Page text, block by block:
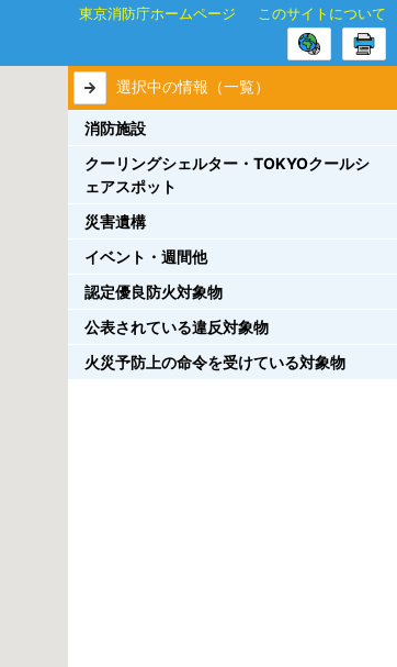
東京消防庁ホームページ このサイトについて
選択中の情報（一覧）
消防施設
クーリングシェルター・TOKYOクールシ
ェアスポット
災害遺構
イベント・週間他
認定優良防火対象物
公表されている違反対象物
火災予防上の命令を受けている対象物